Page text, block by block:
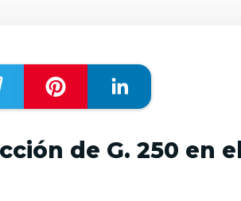
de G. 250 en